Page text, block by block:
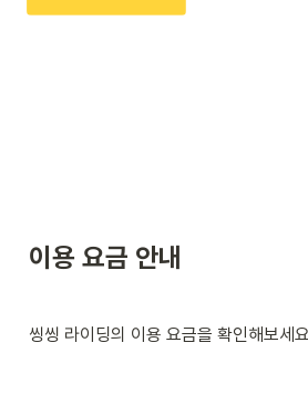
이용 요금 안내
씽씽 라이딩의 이용 요금을 확인해보세